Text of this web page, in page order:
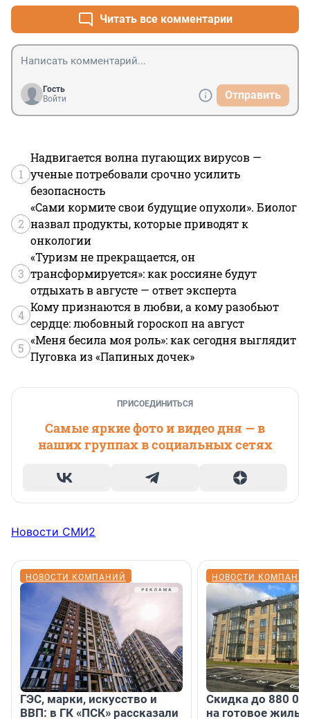
Читать все комментарии
Гость
Войти
Отправить
1
Надвигается волна пугающих вирусов —
ученые потребовали срочно усилить
безопасность
2
«Сами кормите свои будущие опухоли». Биолог
назвал продукты, которые приводят к
онкологии
3
«Туризм не прекращается, он
трансформируется»: как россияне будут
отдыхать в августе — ответ эксперта
4
Кому признаются в любви, а кому разобьют
сердце: любовный гороскоп на август
5
«Меня бесила моя роль»: как сегодня выглядит
Пуговка из «Папиных дочек»
ПРИСОЕДИНИТЬСЯ
Самые яркие фото и видео дня — в
наших группах в социальных сетях
Новости СМИ2
НОВОСТИ КОМПАНИЙ
ГЭС, марки, искусство и
ВВП: в ГК «ПСК» рассказали
НОВОСТИ
Скидка до 880
на готовое